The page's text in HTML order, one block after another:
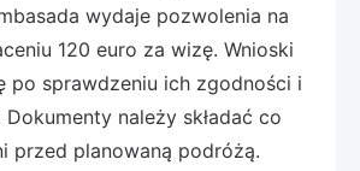
wydaje pozwolenia na
120 euro za wizę. Wnioski
po sprawdzeniu ich zgodności i
należy składać co
przed planowaną podróżą.